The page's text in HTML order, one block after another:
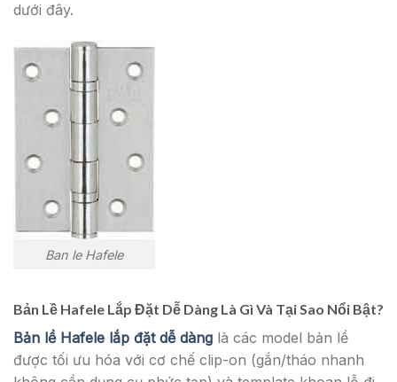
dưới đây.
Ban le Hafele
Bản Lề Hafele Lắp Đặt Dễ Dàng Là Gì Và Tại Sao Nổi Bật?
Bản lề Hafele lắp đặt dễ dàng là các model bản lề
được tối ưu hóa với cơ chế clip-on (gắn/tháo nhanh